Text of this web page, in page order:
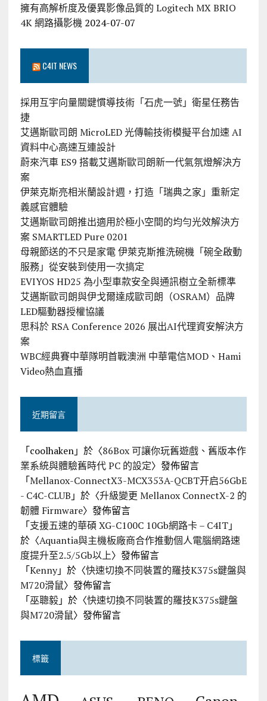
擁有高解析度及優異影像品質的 Logitech MX BRIO
4K 網路攝影機 2024-07-07
C4IT NEWS
採用互宇向量關鍵慣導技術「石虎一號」衛星任務告
捷
艾邁斯歐司朗 MicroLED 光傳輸技術模擬平台加速 AI
資料中心高速互連設計
蔚來汽車 ES9 搭載艾邁斯歐司朗新一代氣氛燈解決方
案
伊萊克斯亮相米蘭設計週，打造「瑞典之家」重新定
義感官體驗
艾邁斯歐司朗推出適用於極小空間的均勻光效解決方
案 SMARTLED Pure 0201
母親節送的不只是家電 伊萊克斯推洗碗機「碗全啟動
服務」從安裝到使用一次搞定
EVIYOS HD25 為小型車款安全與通訊樹立全新標準
艾邁斯歐司朗與伊戈爾達成歐司朗（OSRAM）品牌
LED驅動器授權協議
思科於 RSA Conference 2026 展出AI代理資安解決方
案
WBC經典賽中華隊明首戰澳洲 中華電信MOD、Hami
Video熱血直播
近期留言
「coolhaken」於〈86Box 可讓你玩舊遊戲、舊版本作
業系統與體驗舊時代 PC 的設定〉發佈留言
「Mellanox-ConnectX3-MCX353A-QCBT开启56GbE
- C4C-CLUB 」於〈升級變更 Mellanox ConnectX-2 的
韌體 Firmware〉發佈留言
「支援五速的華碩 XG-C100C 10Gb網路卡 – C4IT」
於〈Aquantia與主機板廠商合作推動個人電腦網路速
度提升至2.5/5Gb以上〉發佈留言
「Kenny」於〈快速切換不同裝置的羅技K375s鍵盤與
M720滑鼠〉發佈留言
「巫聰毅」於〈快速切換不同裝置的羅技K375s鍵盤
與M720滑鼠〉發佈留言
標籤